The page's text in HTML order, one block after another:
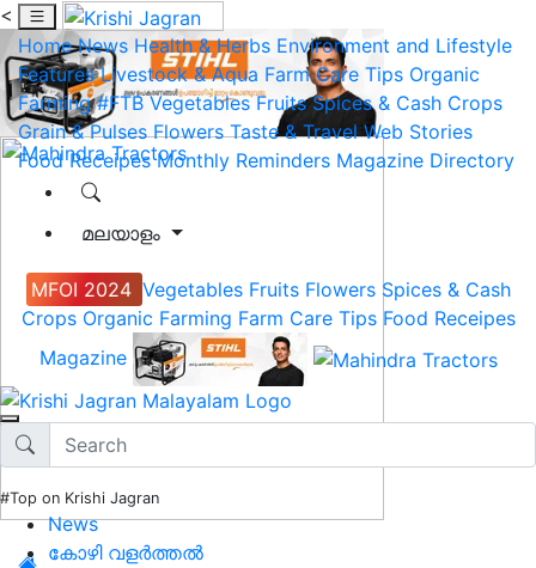
<
Home News Health & Herbs Environment and Lifestyle
Features Livestock & Aqua Farm Care Tips Organic
Farming #FTB Vegetables Fruits Spices & Cash Crops
Grain & Pulses Flowers Taste & Travel Web Stories
Food Receipes Monthly Reminders Magazine Directory
മലയാളം
MFOI 2024 Vegetables Fruits Flowers Spices & Cash
Crops Organic Farming Farm Care Tips Food Receipes
Magazine
#Top on Krishi Jagran
News
കോഴി വളർത്തൽ